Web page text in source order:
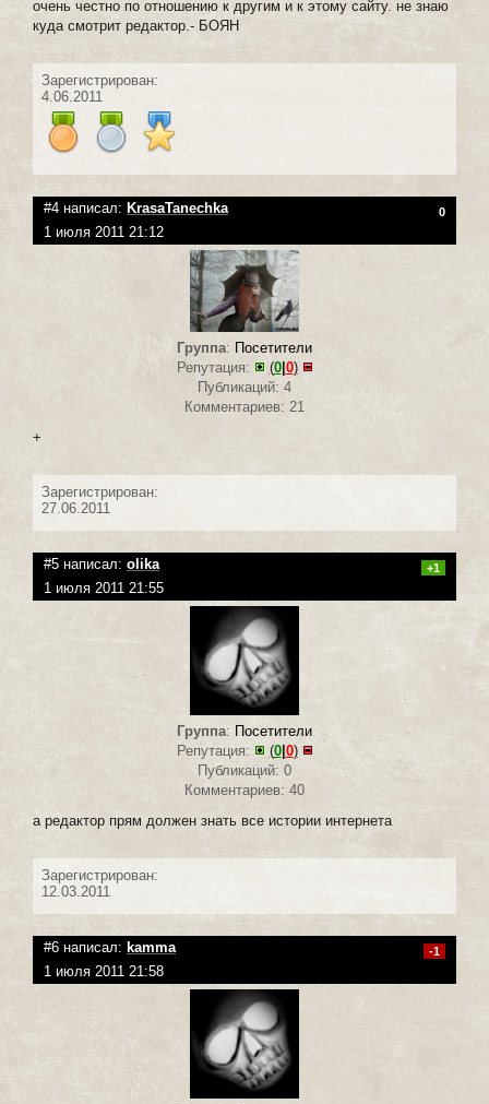
очень честно по отношению к другим и к этому сайту. не знаю
куда смотрит редактор.- БОЯН
Зарегистрирован:
4.06.2011
#4 написал: KrasaTanechka 0
1 июля 2011 21:12
Группа: Посетители
Репутация:
(0|0)
Публикаций: 4
Комментариев: 21
+
Зарегистрирован:
27.06.2011
#5 написал: olika +1
1 июля 2011 21:55
Группа: Посетители
Репутация:
(0|0)
Публикаций: 0
Комментариев: 40
а редактор прям должен знать все истории интернета
Зарегистрирован:
12.03.2011
#6 написал: kamma -1
1 июля 2011 21:58